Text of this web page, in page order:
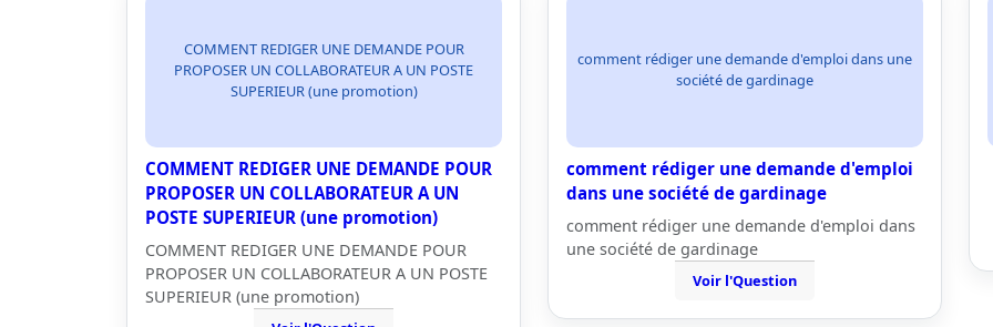
COMMENT REDIGER UNE DEMANDE POUR
PROPOSER UN COLLABORATEUR A UN POSTE
SUPERIEUR (une promotion)
COMMENT REDIGER UNE DEMANDE POUR
PROPOSER UN COLLABORATEUR A UN
POSTE SUPERIEUR (une promotion)
COMMENT REDIGER UNE DEMANDE POUR
PROPOSER UN COLLABORATEUR A UN POSTE
SUPERIEUR (une promotion)
comment rédiger une demande d'emploi dans une
société de gardinage
comment rédiger une demande d'emploi
dans une société de gardinage
comment rédiger une demande d'emploi dans
une société de gardinage
Voir l'Question